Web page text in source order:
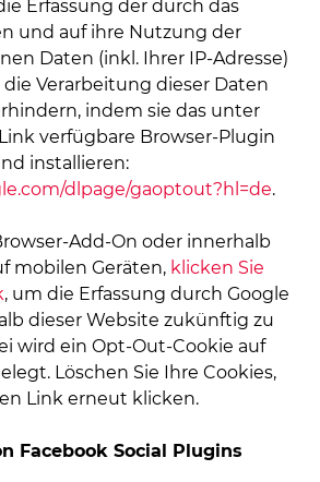
Erfassung der durch das
und auf ihre Nutzung der
Daten (inkl. Ihrer IP-Adresse)
die Verarbeitung dieser Daten
indem sie das unter
verfügbare Browser-Plugin
installieren:
dlpage/gaoptout?hl=de.
Add-On oder innerhalb
mobilen Geräten, klicken Sie
, um die Erfassung durch Google
dieser Website zukünftig zu
wird ein Opt-Out-Cookie auf
Löschen Sie Ihre Cookies,
Link erneut klicken.
Facebook Social Plugins